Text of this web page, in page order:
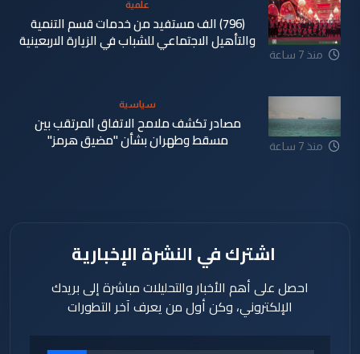
منذ 7 ساعة
علمية
(796) الف مستفيد من خدمات قسم التنمية
والتأهيل الاجتماعي للشباب في الزيارة الاربعينية
منذ 7 ساعة
سياسية
مصادر تكشف ملامح الاتفاق المرتقب بين
مسقط وطهران بشأن "مضيق هرمز"
اشترك في النشرة الإخبارية
احصل على أهم الأخبار والتحليلات مباشرة إلى بريدك
الإلكتروني، وكن أول من يعرف آخر التطورات